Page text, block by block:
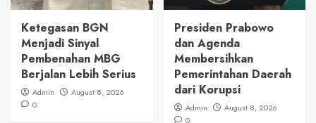
Ketegasan BGN
Menjadi Sinyal
Pembenahan MBG
Berjalan Lebih Serius
Admin
August 8, 2026
0
Presiden Prabowo
dan Agenda
Membersihkan
Pemerintahan Daerah
dari Korupsi
Admin
August 8, 2026
0